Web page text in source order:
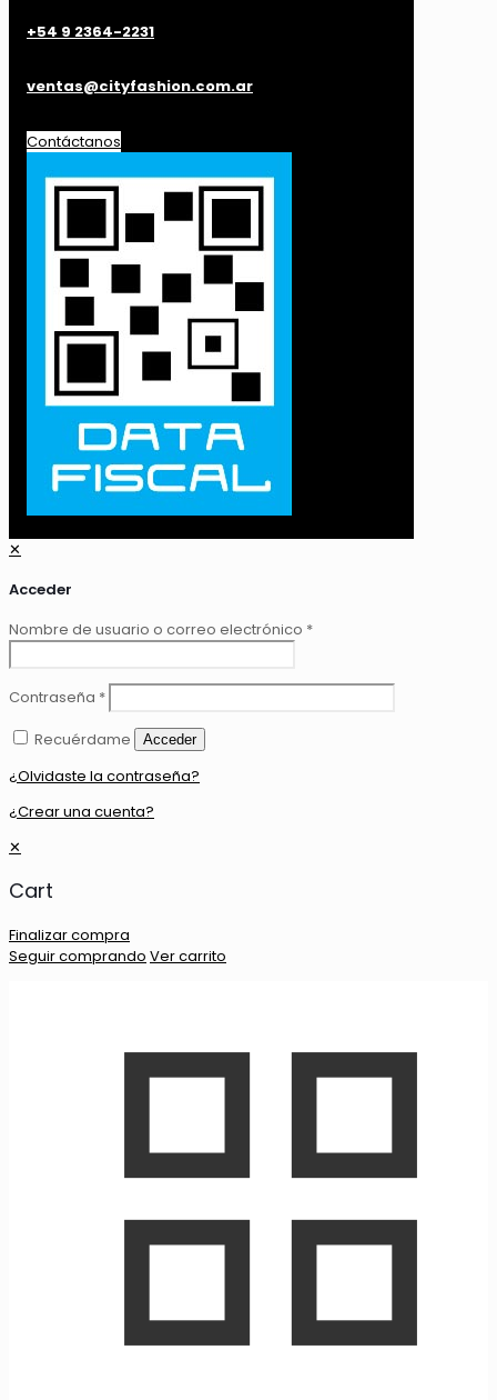
+54 9 2364-2231
ventas@cityfashion.com.ar
Contáctanos
✕
Acceder
Nombre de usuario o correo electrónico *
Contraseña *
Recuérdame
Acceder
¿Olvidaste la contraseña?
¿Crear una cuenta?
✕
Cart
Finalizar compra
Seguir comprando Ver carrito